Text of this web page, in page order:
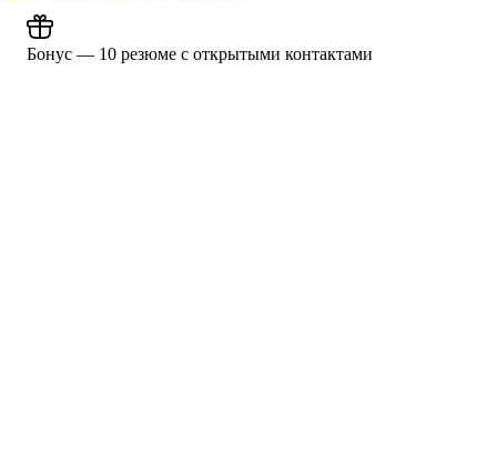
Бонус — 10 резюме с открытыми контактами